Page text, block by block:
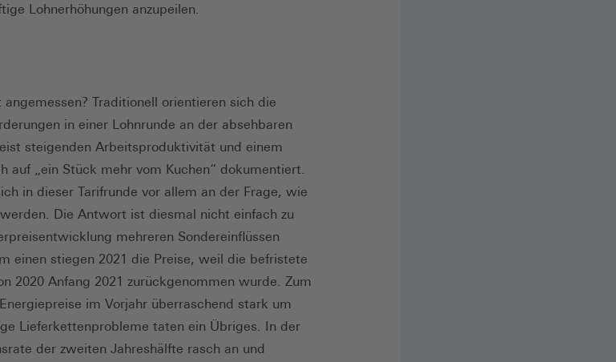
Lohnerhöhungen anzupeilen.
Traditionell orientieren sich die
in einer Lohnrunde an der absehbaren
steigenden Arbeitsproduktivität und einem
auf „ein Stück mehr vom Kuchen“ dokumentiert.
in dieser Tarifrunde vor allem an der Frage, wie
Die Antwort ist diesmal nicht einfach zu
mehreren Sondereinflüssen
einen stiegen 2021 die Preise, weil die befristete
2020 Anfang 2021 zurückgenommen wurde. Zum
im Vorjahr überraschend stark um
Lieferkettenprobleme taten ein Übriges. In der
der zweiten Jahreshälfte rasch an und